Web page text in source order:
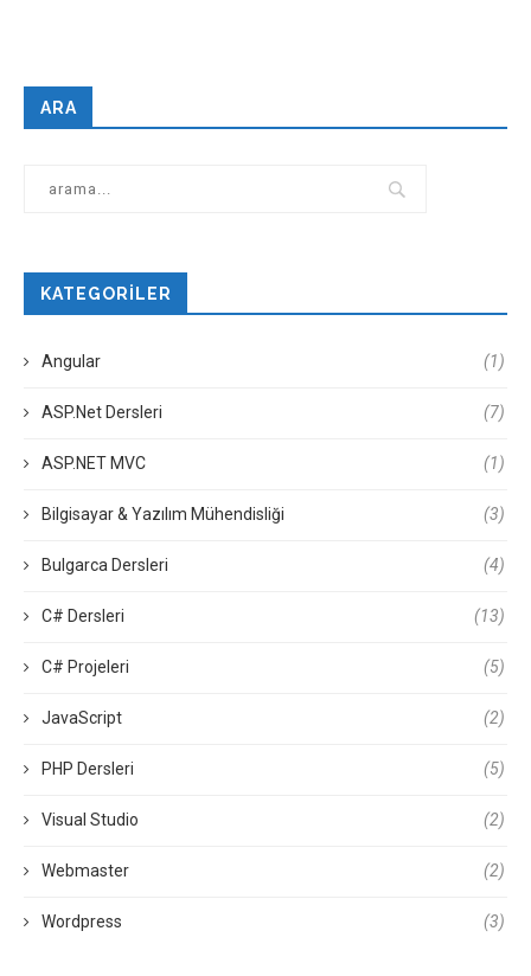
ARA
KATEGORILER
Angular (1)
ASP.Net Dersleri (7)
ASP.NET MVC (1)
Bilgisayar & Yazılım Mühendisliği (3)
Bulgarca Dersleri (4)
C# Dersleri (13)
C# Projeleri (5)
JavaScript (2)
PHP Dersleri (5)
Visual Studio (2)
Webmaster (2)
Wordpress (3)